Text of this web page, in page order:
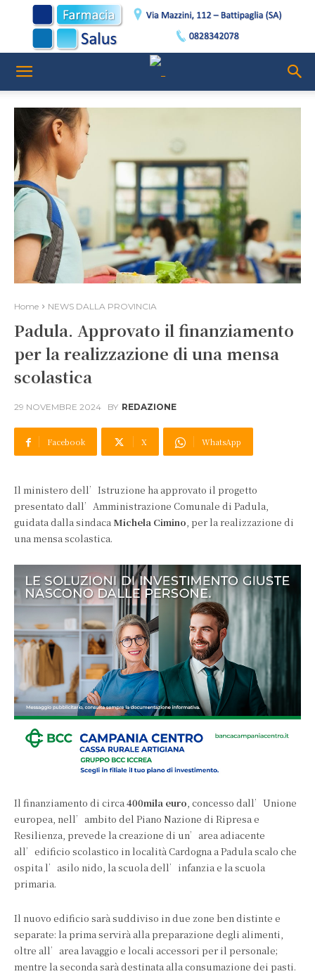
Home NEWS DALLA PROVINCIA
Padula. Approvato il finanziamento
per la realizzazione di una mensa
scolastica
29 NOVEMBRE 2024 BY REDAZIONE
Facebook X WhatsApp
Il ministero dell’Istruzione ha approvato il progetto
presentato dall’Amministrazione Comunale di Padula,
guidata dalla sindacaMichela Cimino, per la realizzazione di
una mensa scolastica.
Il finanziamento di circa400mila euro, concesso dall’Unione
europea, nell’ambito del Piano Nazione di Ripresa e
Resilienza, prevede la creazione di un’area adiacente
all’edificio scolastico in località Cardogna a Padula scalo che
ospita l’asilo nido, la scuola dell’infanzia e la scuola
primaria.
Il nuovo edificio sarà suddiviso in due zone ben distinte e
separate: la prima servirà alla preparazione degli alimenti,
oltre all’area lavaggio e locali accessori per il personale;
mentre la seconda sarà destinata alla consumazione dei pasti.